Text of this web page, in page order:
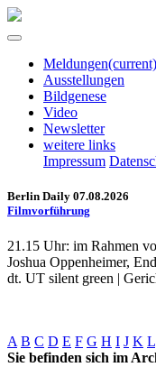
Meldungen(current)
Ausstellungen
Bildgenese
Video
Newsletter
weitere links
Impressum
Berlin Daily 07.08.2026
Filmvorführung
21.15 Uhr: im Rahmen
Joshua Oppenheimer,
dt. UT silent green |
A B C D E F G H I J K L
Sie befinden sich im